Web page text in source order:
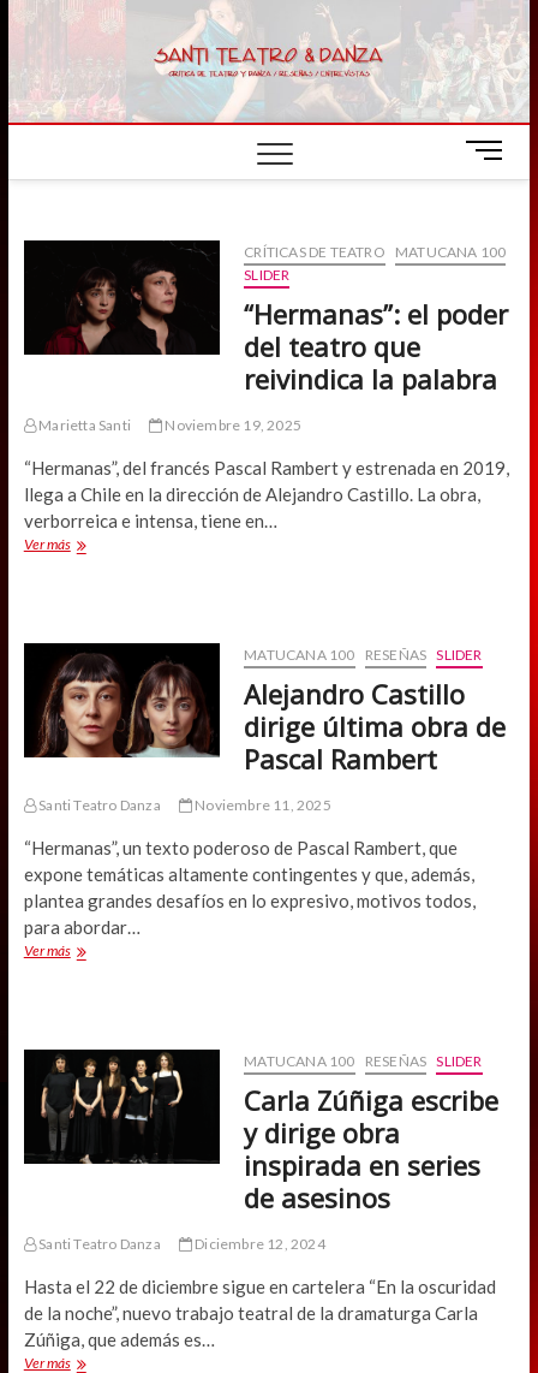
content
M
e
B
t
n
CRÍTICAS DE TEATRO
MATUCANA 100
SLIDER
“Hermanas”: el poder
del teatro que
reivindica la palabra
Marietta Santi Noviembre 19, 2025
“Hermanas”, del francés Pascal Rambert y estrenada en 2019,
llega a Chile en la dirección de Alejandro Castillo. La obra,
verborreica e intensa, tiene en…
Ver más“Hermanas”:
que
reivindica
la
palabra
MATUCANA 100 RESEÑAS SLIDER
Alejandro Castillo
dirige última obra de
Pascal Rambert
Santi Teatro Danza Noviembre 11, 2025
“Hermanas”, un texto poderoso de Pascal Rambert, que
expone temáticas altamente contingentes y que, además,
plantea grandes desafíos en lo expresivo, motivos todos,
para abordar…
Ver másAlejandro
Pascal
Rambert
MATUCANA 100 RESEÑAS SLIDER
Carla Zúñiga escribe
y dirige obra
inspirada en series
de asesinos
Santi Teatro Danza Diciembre 12, 2024
Hasta el 22 de diciembre sigue en cartelera “En la oscuridad
de la noche”, nuevo trabajo teatral de la dramaturga Carla
Zúñiga, que además es…
Ver másCarla